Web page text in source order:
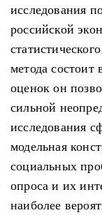
исследования
российской
метода
оценок он
сильной
исследования
модельная
социальных
опроса и их
наиболее